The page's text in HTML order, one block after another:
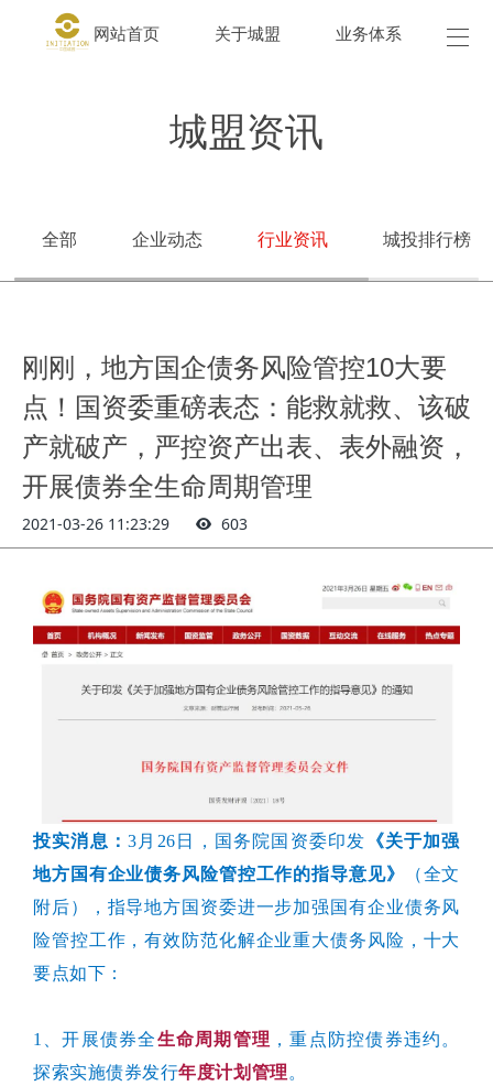
网站首页 关于城盟 业务体系 城
城盟资讯
全部 企业动态 行业资讯 城投排行榜
刚刚，地方国企债务风险管控10大要
点！国资委重磅表态：能救就救、该破
产就破产，严控资产出表、表外融资，
开展债券全生命周期管理
2021-03-26 11:23:29 603
投实消息：3月26日，国务院国资委印发 《关于加强
地方国有企业债务风险管控工作的指导意见》
（全文
附后）
，指导地方国资委进一步加强国有企业债务风
险管控工作，有效防范化解企业重大债务风险，十大
要点如下：
1、开展债券全生命周期管理 ，重点防控债券违约。
探索实施债券发行年度计划管理 。